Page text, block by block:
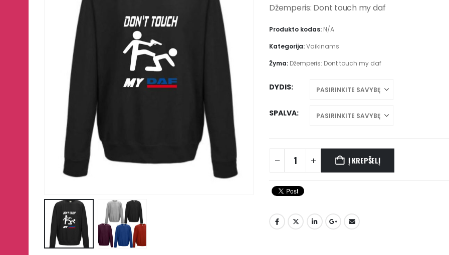
Džemperis: Dont touch my daf
Produkto kodas: N/A
Kategorija:Vaikinams
Žyma: Džemperis: Dont touch my daf
DYDIS
SPALVA
Į KREPŠELĮ